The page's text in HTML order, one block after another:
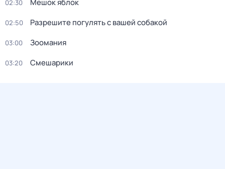
02:30 Мешок яблок
02:50 Разрешите погулять с вашей собакой
03:00 Зоомания
03:20 Смешарики